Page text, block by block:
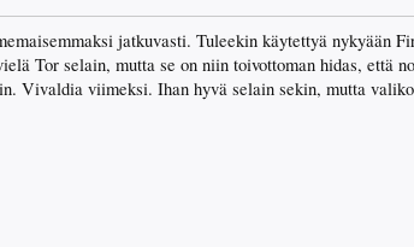
jatkuvasti. Tuleekin käytettyä nykyään
Tor selain, mutta se on niin toivottoman hidas, että
Vivaldia viimeksi. Ihan hyvä selain sekin, mutta